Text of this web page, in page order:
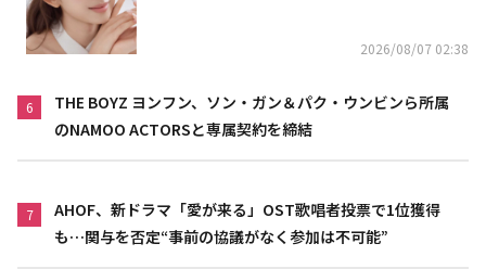
2026/08/07 02:38
6
THE BOYZ ヨンフン、ソン・ガン＆パク・ウンビンら所属
のNAMOO ACTORSと専属契約を締結
7
AHOF、新ドラマ「愛が来る」OST歌唱者投票で1位獲得
も…関与を否定“事前の協議がなく参加は不可能”